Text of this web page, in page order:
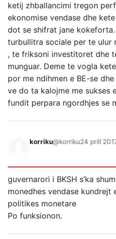
ketij zhballancimi tregon
ekonomise vendase dhe
dot se shifrat jane
turbullitra sociale per te ulur
, te friksoni investitoret dhe
munguar. Deme te vogla
por me ndihmen e BE-se
ve do ta kalojme me sukses
fundit perpara ngordhjes se
korriku@korriku24 prill
guvernarori i BKSH s’ka
monedhes vendase
politikes monetare
Po funksionon.